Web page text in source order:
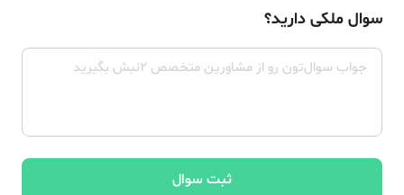
سوال ملکی دارید؟
ثبت سوال